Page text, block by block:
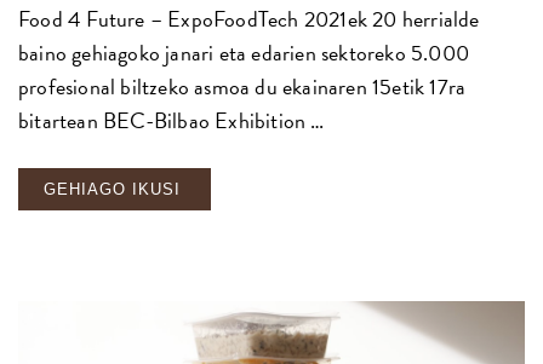
Food 4 Future – ExpoFoodTech 2021ek 20 herrialde
baino gehiagoko janari eta edarien sektoreko 5.000
profesional biltzeko asmoa du ekainaren 15etik 17ra
bitartean BEC-Bilbao Exhibition …
GEHIAGO IKUSI